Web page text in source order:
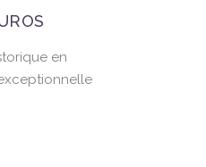
en